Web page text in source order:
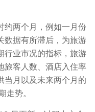
约两个月，例如一月份
数据有所滞后，为旅游
行业市况的指标，旅游
旅客人数、酒店入住率
当月以及未来两个月的
走势。